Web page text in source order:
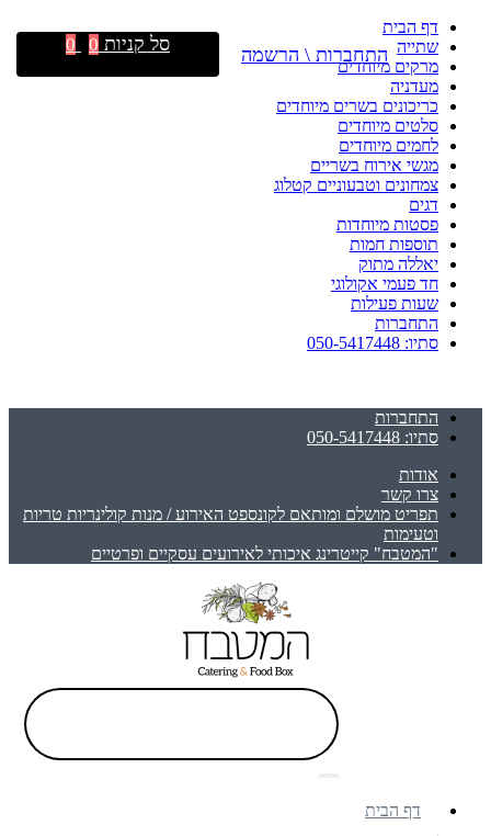
דף הבית
שתייה
מרקים מיוחדים
מעדניה
כריכונים בשרים מיוחדים
סלטים מיוחדים
לחמים מיוחדים
מגשי אירוח בשריים
צמחונים וטבעוניים קטלוג
דגים
פסטות מיוחדות
תוספות חמות
יאללה מתוק
חד פעמי אקולוגי
שעות פעילות
התחברות
סתיו: 050-5417448
התחברות
סתיו: 050-5417448
אודות
צרו קשר
תפריט מושלם ומותאם לקונספט האירוע / מנות קולינריות טריות
וטעימות
"המטבח" קייטרינג איכותי לאירועים עסקיים ופרטיים
התחברות \ הרשמה סל קניות 0
0
דף הבית